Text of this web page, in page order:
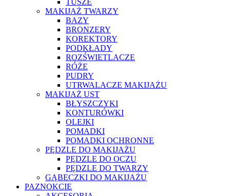
MAKIJAŻ TWARZY
BAZY
BRONZERY
KOREKTORY
PODKŁADY
ROZŚWIETLACZE
RÓŻE
PUDRY
UTRWALACZE MAKIJAŻU
MAKIJAŻ UST
BŁYSZCZYKI
KONTURÓWKI
OLEJKI
POMADKI
POMADKI OCHRONNE
PĘDZLE DO MAKIJAŻU
PĘDZLE DO OCZU
PĘDZLE DO TWARZY
GĄBECZKI DO MAKIJAŻU
PAZNOKCIE